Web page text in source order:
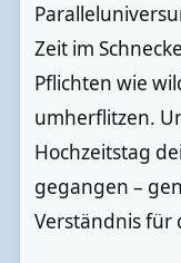
Zeit im
Pflichten wie
umherflitzen.
Hochzeitstag
gegangen –
Verständnis für